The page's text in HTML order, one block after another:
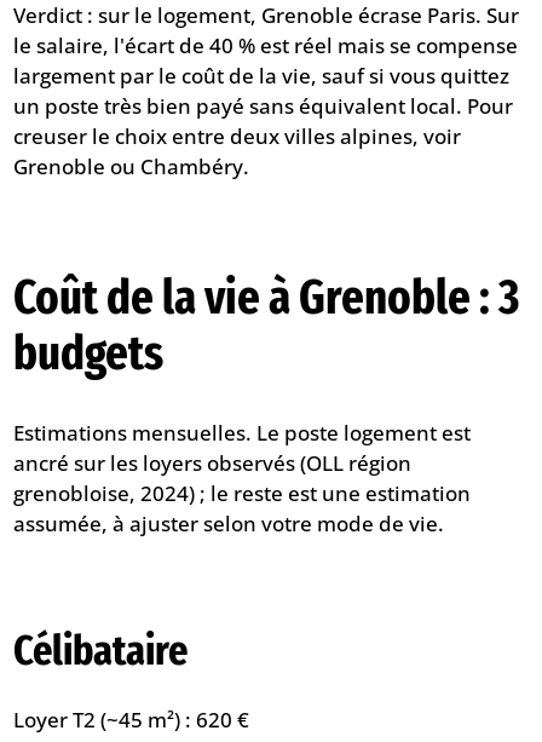
Verdict : sur le logement, Grenoble écrase Paris. Sur
le salaire, l'écart de 40 % est réel mais se compense
largement par le coût de la vie, sauf si vous quittez
un poste très bien payé sans équivalent local. Pour
creuser le choix entre deux villes alpines, voir
Grenoble ou Chambéry.
Coût de la vie à Grenoble : 3
budgets
Estimations mensuelles. Le poste logement est
ancré sur les loyers observés (OLL région
grenobloise, 2024) ; le reste est une estimation
assumée, à ajuster selon votre mode de vie.
Célibataire
Loyer T2 (~45 m²) : 620 €